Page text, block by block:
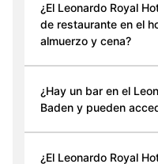
¿El Leonardo Royal
de restaurante en el
almuerzo y cena?
¿Hay un bar en el
Baden y pueden
¿El Leonardo Royal